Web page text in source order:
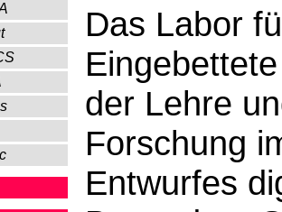
Das Labor
der Lehre
Forschung
Entwurfes